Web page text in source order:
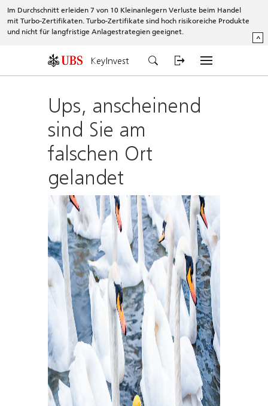
Im Durchschnitt erleiden 7 von 10 Kleinanlegern Verluste beim Handel
mit Turbo-Zertifikaten. Turbo-Zertifikate sind hoch risikoreiche Produkte
und nicht für langfristige Anlagestrategien geeignet.
^
KeyInvest
Ups, anscheinend
sind Sie am
falschen Ort
gelandet